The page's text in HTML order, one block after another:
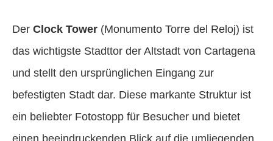
Der Clock Tower (Monumento Torre del Reloj) ist
das wichtigste Stadttor der Altstadt von Cartagena
und stellt den ursprünglichen Eingang zur
befestigten Stadt dar. Diese markante Struktur ist
ein beliebter Fotostopp für Besucher und bietet
einen beeindruckenden Blick auf die umliegenden